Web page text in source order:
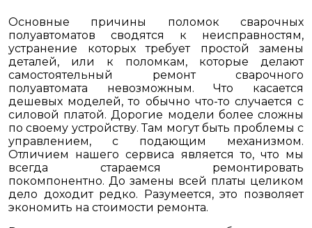
Основные причины поломок сварочных
полуавтоматов сводятся к неисправностям,
устранение которых требует простой замены
деталей, или к поломкам, которые делают
самостоятельный ремонт сварочного
полуавтомата невозможным. Что касается
дешевых моделей, то обычно что-то случается с
силовой платой. Дорогие модели более сложны
по своему устройству. Там могут быть проблемы с
управлением, с подающим механизмом.
Отличием нашего сервиса является то, что мы
всегда стараемся ремонтировать
покомпонентно. До замены всей платы целиком
дело доходит редко. Разумеется, это позволяет
экономить на стоимости ремонта.